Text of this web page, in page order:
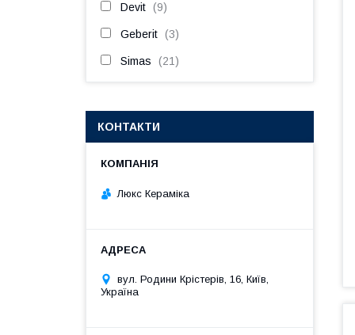
Devit 9
Geberit 3
Simas 21
КОНТАКТИ
Люкс Кераміка
вул. Родини Крістерів, 16, Київ,
Україна